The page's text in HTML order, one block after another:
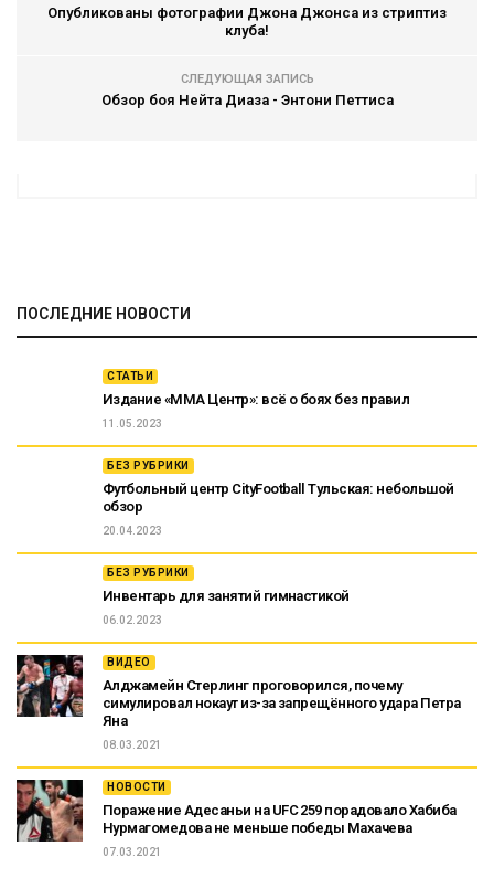
Опубликованы фотографии Джона Джонса из стриптиз
клуба!
СЛЕДУЮЩАЯ ЗАПИСЬ
Обзор боя Нейта Диаза - Энтони Петтиса
ПОСЛЕДНИЕ НОВОСТИ
СТАТЬИ
Издание «ММА Центр»: всё о боях без правил
11.05.2023
БЕЗ РУБРИКИ
Футбольный центр CityFootball Тульская: небольшой
обзор
20.04.2023
БЕЗ РУБРИКИ
Инвентарь для занятий гимнастикой
06.02.2023
ВИДЕО
Алджамейн Стерлинг проговорился, почему
симулировал нокаут из-за запрещённого удара Петра
Яна
08.03.2021
НОВОСТИ
Поражение Адесаньи на UFC 259 порадовало Хабиба
Нурмагомедова не меньше победы Махачева
07.03.2021